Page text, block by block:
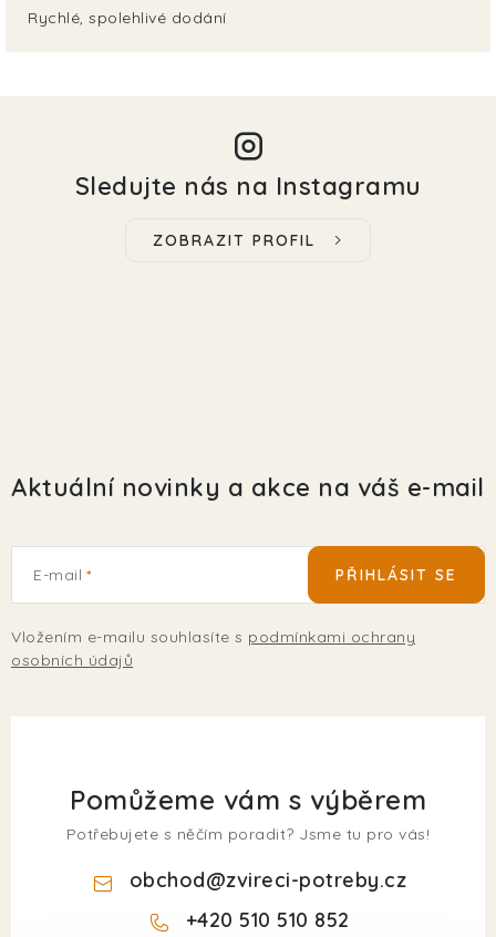
Rychlé, spolehlivé dodání
Sledujte nás na Instagramu
ZOBRAZIT PROFIL
Aktuální novinky a akce na váš e-mail
E-mail
Vložením e-mailu souhlasíte s podmínkami ochrany
osobních údajů
PŘIHLÁSIT SE
Pomůžeme vám s výběrem
Potřebujete s něčím poradit? Jsme tu pro vás!
obchod@zvireci-potreby.cz
+420 510 510 852